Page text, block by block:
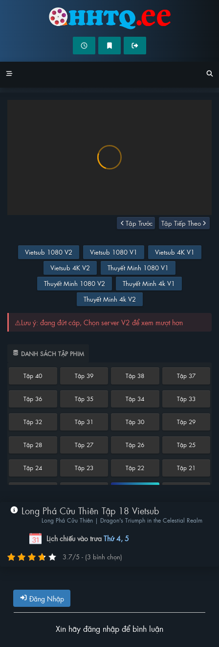
Tập Trước Tập Tiếp Theo
Vietsub 1080 V2 Vietsub 1080 V1
Vietsub 4K V1
Vietsub 4K V2
Thuyết Minh 1080 V1
Thuyết Minh 1080 V2
Thuyết Minh 4k V1
Thuyết Minh 4k V2
⚠️Lưu ý: đang đứt cáp, Chọn server V2 để xem mượt hơn
DANH SÁCH TẬP PHIM
Tập 40 Tập 39 Tập 38 Tập 37
Tập 36 Tập 35 Tập 34 Tập 33
Tập 32 Tập 31 Tập 30 Tập 29
Tập 28 Tập 27 Tập 26 Tập 25
Tập 24 Tập 23 Tập 22 Tập 21
Tập 16 Tập 15 Tập 14
Tập 12 Tập 11 Tập 10
Tập 8 Tập 7
Long Phá Cửu Thiên Tập 18 Vietsub
Long Phá Cửu Thiên | Dragon's Triumph in the Celestial Realm
Lịch chiếu vào trưa Thứ 4, 5
3.7/5 - (3 bình chọn)
Đăng Nhập
Xin hãy đăng nhập để bình luận